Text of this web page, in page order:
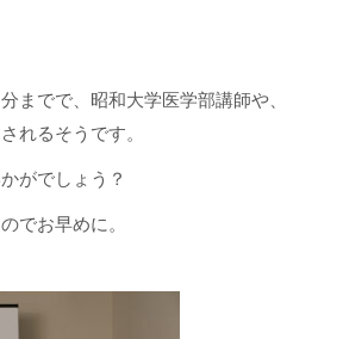
までで、昭和大学医学部講師や、
れるそうです。
がでしょう？
でお早めに。